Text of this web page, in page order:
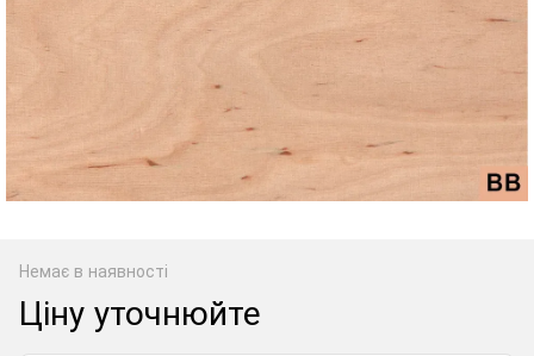
Немає в наявності
Ціну уточнюйте